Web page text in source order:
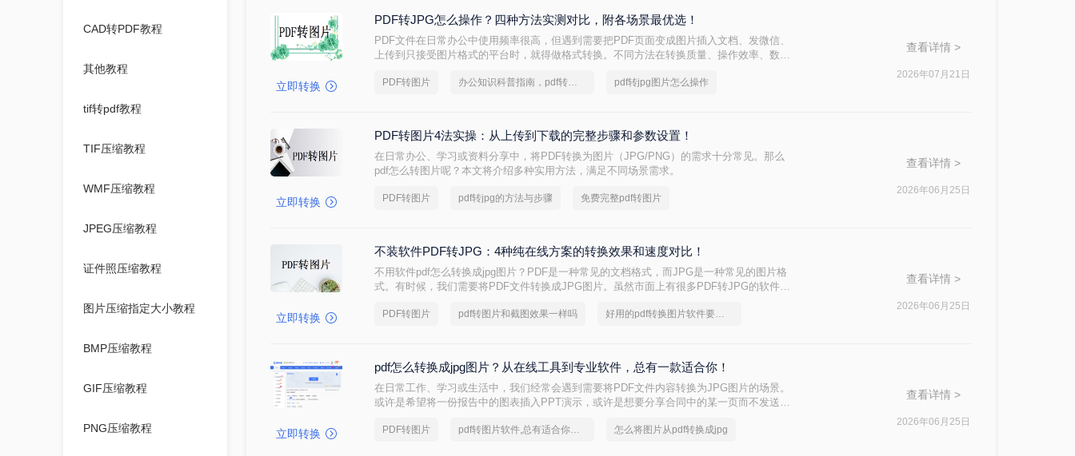
CAD转PDF教程
其他教程
tif转pdf教程
TIF压缩教程
WMF压缩教程
JPEG压缩教程
证件照压缩教程
图片压缩指定大小教程
BMP压缩教程
GIF压缩教程
PNG压缩教程
立即转换
PDF转JPG怎么操作？四种方法实测对比，附各场景最优选！
PDF文件在日常办公中使用频率很高，但遇到需要把PDF页面变成图片插入文档、发微信、
上传到只接受图片格式的平台时，就得做格式转换。不同方法在转换质量、操作效率、数据
选错方法不仅浪费时间，还可能得到画质差的图片。
PDF转图片 办公知识科普指南，pdf转换图片的操作方法 pdf转jpg图片怎么操作
查看详情 >
2026年07月21日
立即转换
PDF转图片4法实操：从上传到下载的完整步骤和参数设置！
在日常办公、学习或资料分享中，将PDF转换为图片（JPG/PNG）的需求十分常见。那么
pdf怎么转图片呢？本文将介绍多种实用方法，满足不同场景需求。
PDF转图片 pdf转jpg的方法与步骤 免费完整pdf转图片
查看详情 >
2026年06月25日
立即转换
不装软件PDF转JPG：4种纯在线方案的转换效果和速度对比！
不用软件pdf怎么转换成jpg图片？PDF是一种常见的文档格式，而JPG是一种常见的图片格
式。有时候，我们需要将PDF文件转换成JPG图片。虽然市面上有很多PDF转JPG的软件，
PDF转图片 pdf转图片和截图效果一样吗 好用的pdf转换图片软件要和好朋友分享
查看详情 >
2026年06月25日
立即转换
pdf怎么转换成jpg图片？从在线工具到专业软件，总有一款适合你！
在日常工作、学习或生活中，我们经常会遇到需要将PDF文件内容转换为JPG图片的场景。
或许是希望将一份报告中的图表插入PPT演示，或许是想要分享合同中的某一页而不发送整
强而成为文档分发的首选，但其不易编辑和截取的特性，也使得“PDF转JGT”成为一个高频
PDF转图片 pdf转图片软件,总有适合你的方法 怎么将图片从pdf转换成jpg
查看详情 >
2026年06月25日